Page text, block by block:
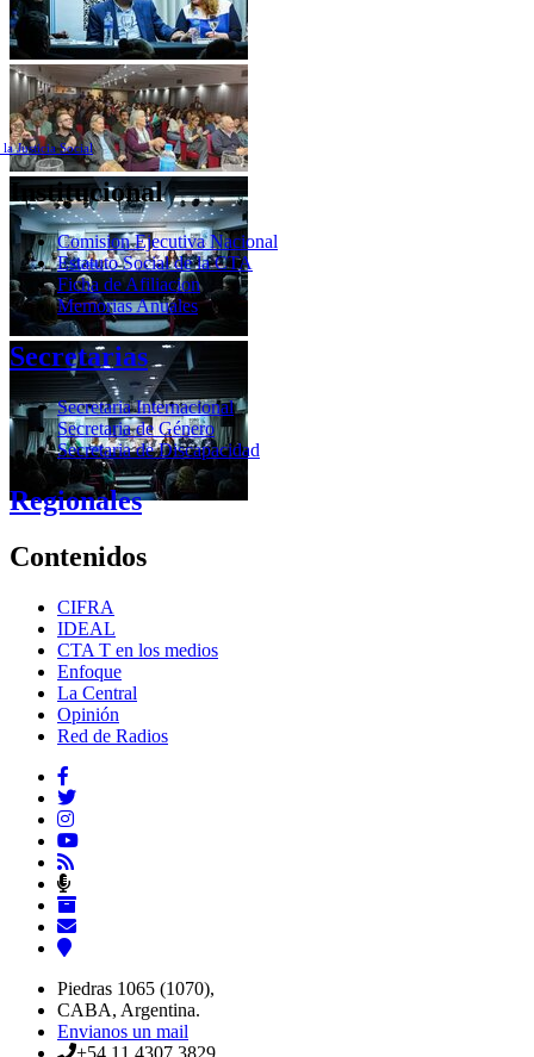
Justicia Social
Institucional
Comision Ejecutiva Nacional
Estatuto Social de la CTA
Ficha de Afiliacion
Memorias Anuales
Secretarias
Secretaria Internacional
Secretaria de Género
Secretaria de Discapacidad
Regionales
Contenidos
CIFRA
IDEAL
CTA T en los medios
Enfoque
La Central
Opinión
Red de Radios
Piedras 1065 (1070),
CABA, Argentina.
Envianos un mail
+54 11 4307 3829